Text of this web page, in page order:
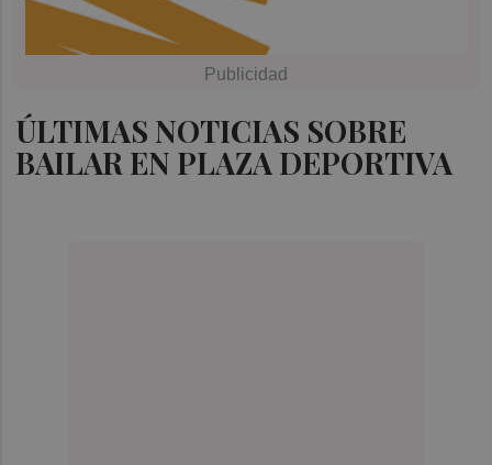
ÚLTIMAS NOTICIAS SOBRE
BAILAR EN PLAZA DEPORTIVA